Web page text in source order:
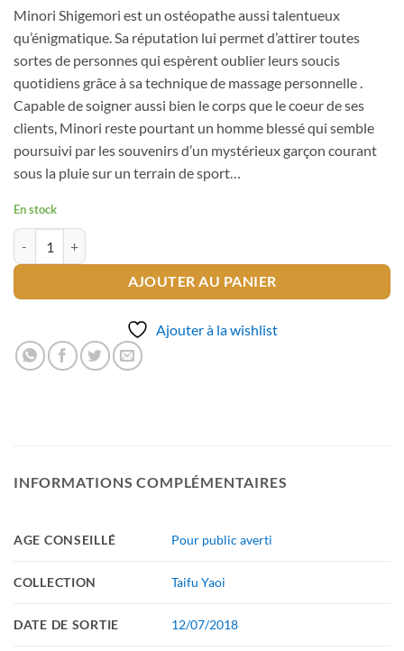
Minori Shigemori est un ostéopathe aussi talentueux
qu’énigmatique. Sa réputation lui permet d’attirer toutes
sortes de personnes qui espèrent oublier leurs soucis
quotidiens grâce à sa technique de massage personnelle .
Capable de soigner aussi bien le corps que le coeur de ses
clients, Minori reste pourtant un homme blessé qui semble
poursuivi par les souvenirs d’un mystérieux garçon courant
sous la pluie sur un terrain de sport…
En stock
quantité de Minori no te (poster offert)
AJOUTER AU PANIER
Ajouter à la wishlist
INFORMATIONS COMPLÉMENTAIRES
AGE CONSEILLÉ Pour public averti
COLLECTION Taifu Yaoi
DATE DE SORTIE 12/07/2018